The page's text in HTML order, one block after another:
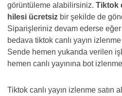
görüntüleme alabilirsiniz. Tiktok
hilesi ücretsiz bir şekilde de
Siparişleriniz devam ederse
bedava tiktok canlı yayın
Sende hemen yukarıda verilen
hemen canlı yayınına bot
Tiktok canlı yayın izlenme satın